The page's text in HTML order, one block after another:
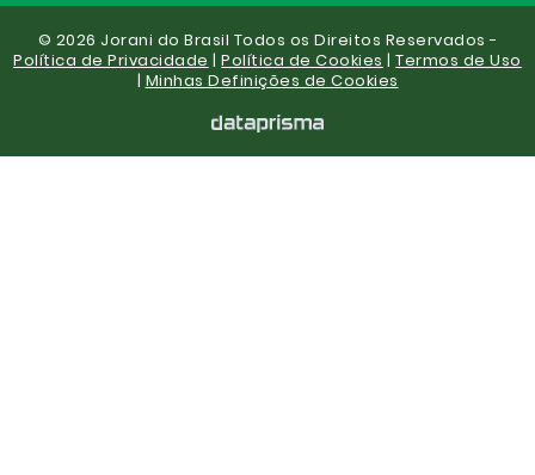
© 2026 Jorani do Brasil Todos os Direitos Reservados -
Política de Privacidade |Política de Cookies |Termos de Uso
| Minhas Definições de Cookies